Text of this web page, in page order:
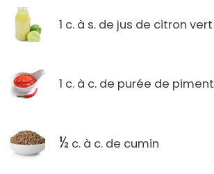
1 c. à s. de jus de citron vert
1 c. à c. de purée de piment
½ c. à c. de cumin